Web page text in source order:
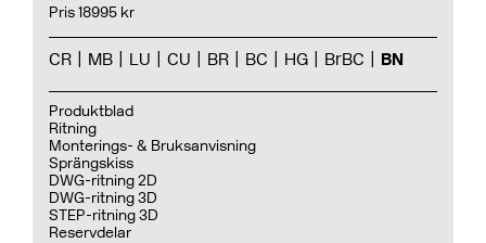
Pris 18995 kr
CR MB LU CU BR BC HG BrBC BN
Produktblad
Ritning
Monterings- & Bruksanvisning
Sprängskiss
DWG-ritning 2D
DWG-ritning 3D
STEP-ritning 3D
Reservdelar